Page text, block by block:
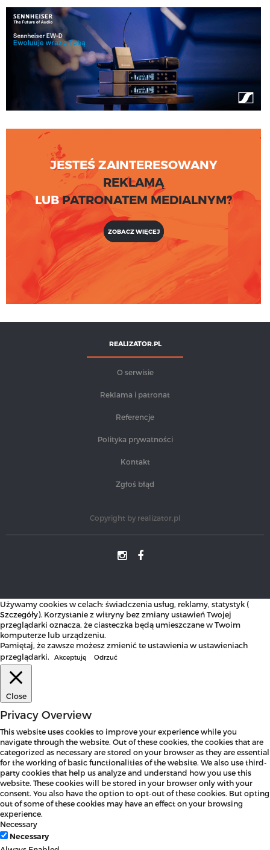
JESTEŚ ZAINTERESOWANY
REKLAMĄ
LUBPATRONATEM MEDIALNYM?
ZOBACZ WIĘCEJ
REALIZATOR.PL
O serwisie
Reklama i patronat
Referencje
Polityka prywatności
Kontakt
Zgłoś błąd
Copyright by realizator.pl
Używamy cookies w celach: świadczenia usług, reklamy, statystyk (
Szczegóły). Korzystanie z witryny bez zmiany ustawień Twojej
przeglądarki oznacza, że ciasteczka będą umieszczane w Twoim
komputerze lub urządzeniu.
Pamiętaj, że zawsze możesz zmienić te ustawienia w ustawieniach
przeglądarki.
Akceptuję Odrzuć
Close
Privacy Overview
This website uses cookies to improve your experience while you
navigate through the website. Out of these cookies, the cookies that are
categorized as necessary are stored on your browser as they are essential
for the working of basic functionalities of the website. We also use third-
party cookies that help us analyze and understand how you use this
website. These cookies will be stored in your browser only with your
consent. You also have the option to opt-out of these cookies. But opting
out of some of these cookies may have an effect on your browsing
experience.
Necessary
Necessary